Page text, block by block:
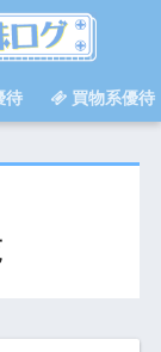
待 買物系優待